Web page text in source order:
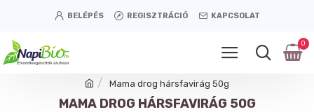
BELÉPÉS REGISZTRÁCIÓ KAPCSOLAT
0
Mama drog hársfavirág 50g
MAMA DROG HÁRSFAVIRÁG 50G